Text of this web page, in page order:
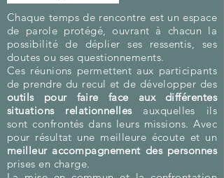
Chaque temps de rencontre est un espace
de parole protégé, ouvrant à chacun la
possibilité de déplier ses ressentis, ses
doutes ou ses questionnements.
Ces réunions permettent aux participants
de prendre du recul et de développer des
outils pour faire face aux différentes
situations relationnellesauxquelles ils
sont confrontés dans leurs missions. Avec
pour résultat une meilleure écoute et un
meilleur accompagnement des personnes
prises en charge.